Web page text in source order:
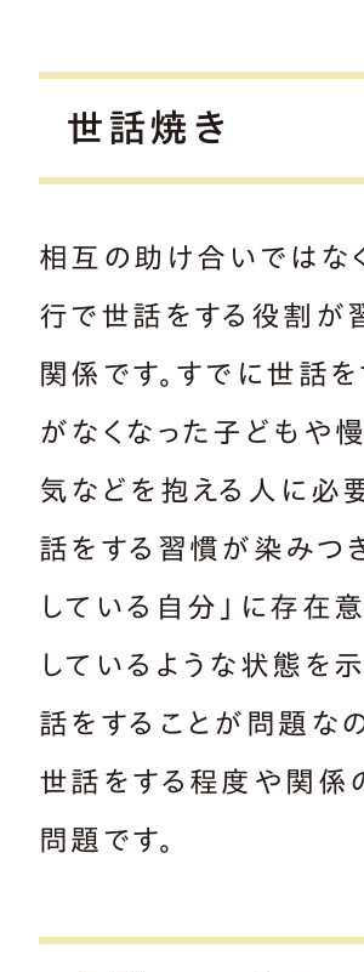
世話焼き
相互の助け合いではな
行で世話をする役割が
関係です。すでに世話
がなくなった子どもや
気などを抱える人に必
話をする習慣が染みつき
している自分」に存在
しているような状態を示
話をすることが問題なの
世話をする程度や関係
問題です。